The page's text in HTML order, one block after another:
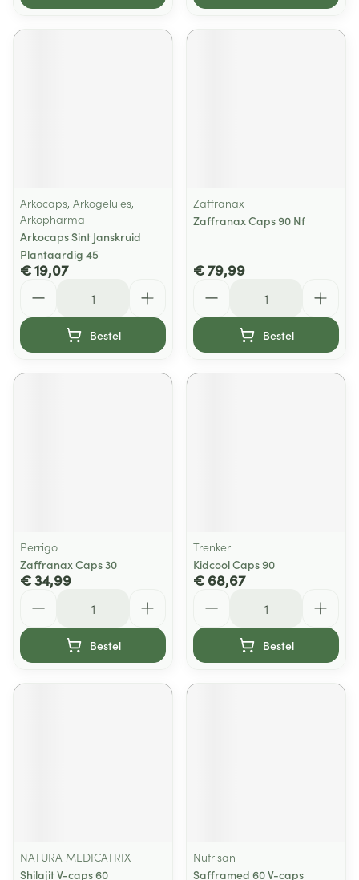
Arkocaps, Arkogelules,
Arkopharma
Arkocaps Sint Janskruid
Plantaardig 45
€ 19,07
Bestel
Zaffranax
Zaffranax Caps 90 Nf
€ 79,99
Bestel
Perrigo
Zaffranax Caps 30
€ 34,99
Bestel
Trenker
Kidcool Caps 90
€ 68,67
Bestel
NATURA MEDICATRIX
Shilajit V-caps 60
Nutrisan
Safframed 60 V-caps